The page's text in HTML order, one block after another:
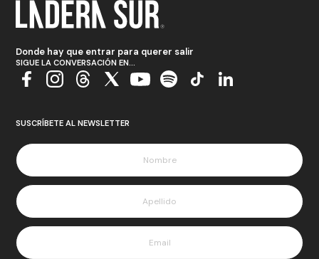
Donde hay que entrar para querer salir
SIGUE LA CONVERSACIÓN EN...
SUSCRÍBETE AL NEWSLETTER